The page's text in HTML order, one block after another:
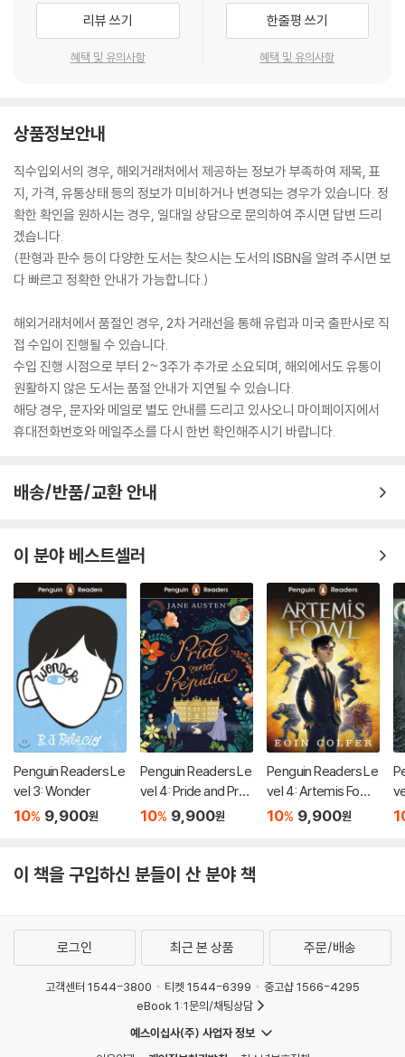
리뷰 쓰기
혜택 및 유의사항
한줄평 쓰기
혜택 및 유의사항
상품정보안내
직수입외서의 경우, 해외거래처에서 제공하는 정보가 부족하여 제목, 표
지, 가격, 유통상태 등의 정보가 미비하거나 변경되는 경우가 있습니다. 정
확한 확인을 원하시는 경우, 일대일 상담으로 문의하여 주시면 답변 드리
겠습니다.
(판형과 판수 등이 다양한 도서는 찾으시는 도서의 ISBN을 알려 주시면 보
다 빠르고 정확한 안내가 가능합니다.)
해외거래처에서 품절인 경우, 2차 거래선을 통해 유럽과 미국 출판사로 직
접 수입이 진행될 수 있습니다.
수입 진행 시점으로 부터 2~3주가 추가로 소요되며, 해외에서도 유통이
원활하지 않은 도서는 품절 안내가 지연될 수 있습니다.
해당 경우, 문자와 메일로 별도 안내를 드리고 있사오니 마이페이지에서
휴대전화번호와 메일주소를 다시 한번 확인해주시기 바랍니다.
배송/반품/교환 안내
이 분야 베스트셀러
Penguin Readers Le
vel 3: Wonder
10% 9,900원
Penguin Readers Le
vel 4: Pride and Prej
udice (ELT Graded
10% 9,900원
Penguin Readers Le
vel 4: Artemis Fowl
(ELT Graded Reade
10% 9,900원
이 책을 구입하신 분들이 산 분야 책
로그인 최근 본 상품 주문/배송
고객센터 1544-3800 티켓 1544-6399
중고샵 1566-4295
eBook 1:1문의/채팅상담
예스이십사(주) 사업자 정보